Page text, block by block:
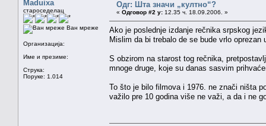
Maduixa
староседелац
Ван мреже
Организација:
Име и презиме:
Струка:
Поруке: 1.014
Одг: Шта значи „култно“?
« Одговор #2 у: 12.35 ч. 18.09.2006. »
Ako je poslednje izdanje rečnika srpskog
Mislim da bi trebalo de se bude vrlo
S obzirom na starost tog rečnika,
mnoge druge, koje su danas sasvim
To što je bilo filmova i 1976. ne znači ništa
važilo pre 10 godina više ne važi, a da i ne